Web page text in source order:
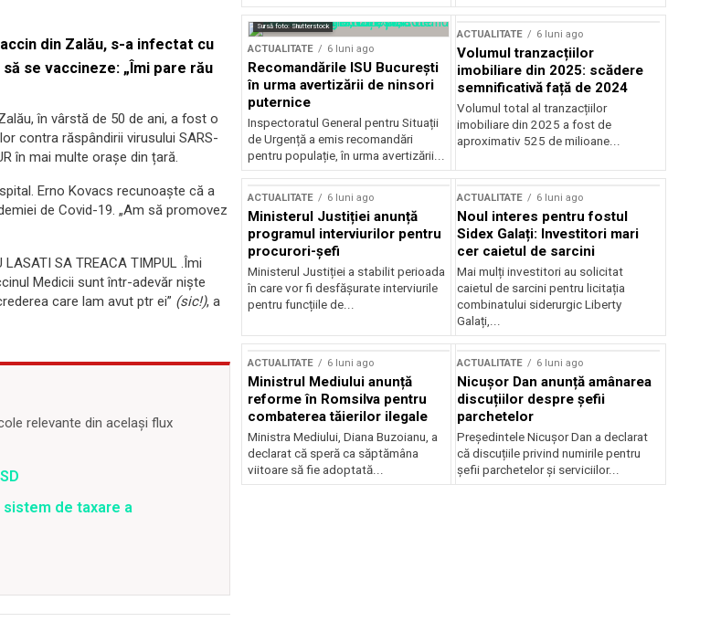
din Zalău, s-a infectat cu
se vaccineze: „Îmi pare rău
în vârstă de 50 de ani, a fost o
contra răspândirii virusului SARS-
în mai multe orașe din țară.
Erno Kovacs recunoaște că a
de Covid-19. „Am să promovez
LASATI SA TREACA TIMPUL .Îmi
Medicii sunt într-adevăr niște
care lam avut ptr ei” (sic!), a
relevante din același flux
sistem de taxare a
Sursă foto: Shutterstock
ACTUALITATE 6 luni ago
Recomandările ISU București
în urma avertizării de ninsori
puternice
Inspectoratul General pentru Situații
de Urgență a emis recomandări
pentru populație, în urma avertizării...
ACTUALITATE 6 luni ago
Volumul tranzacțiilor
imobiliare din 2025: scădere
semnificativă față de 2024
Volumul total al tranzacțiilor
imobiliare din 2025 a fost de
aproximativ 525 de milioane...
ACTUALITATE 6 luni ago
Ministerul Justiției anunță
programul interviurilor pentru
procurori-șefi
Ministerul Justiției a stabilit perioada
în care vor fi desfășurate interviurile
pentru funcțiile de...
ACTUALITATE 6 luni ago
Noul interes pentru fostul
Sidex Galați: Investitori mari
cer caietul de sarcini
Mai mulți investitori au solicitat
caietul de sarcini pentru licitația
combinatului siderurgic Liberty
Galați,...
ACTUALITATE 6 luni ago
Ministrul Mediului anunță
reforme în Romsilva pentru
combaterea tăierilor ilegale
Ministra Mediului, Diana Buzoianu, a
declarat că speră ca săptămâna
viitoare să fie adoptată...
ACTUALITATE 6 luni ago
Nicușor Dan anunță amânarea
discuțiilor despre șefii
parchetelor
Președintele Nicușor Dan a declarat
că discuțiile privind numirile pentru
șefii parchetelor și serviciilor...